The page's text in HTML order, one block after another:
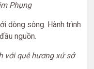
Phụng
dòng sông. Hành trình
nguồn.
với quê hương xứ sở